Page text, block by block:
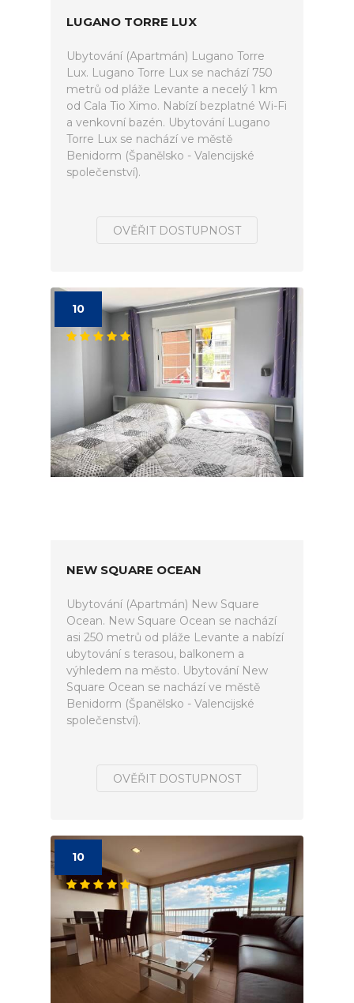
LUGANO TORRE LUX
Ubytování (Apartmán) Lugano Torre
Lux. Lugano Torre Lux se nachází 750
metrů od pláže Levante a necelý 1 km
od Cala Tio Ximo. Nabízí bezplatné Wi-Fi
a venkovní bazén. Ubytování Lugano
Torre Lux se nachází ve městě
Benidorm (Španělsko - Valencijské
společenství).
OVĚŘIT DOSTUPNOST
10
NEW SQUARE OCEAN
Ubytování (Apartmán) New Square
Ocean. New Square Ocean se nachází
asi 250 metrů od pláže Levante a nabízí
ubytování s terasou, balkonem a
výhledem na město. Ubytování New
Square Ocean se nachází ve městě
Benidorm (Španělsko - Valencijské
společenství).
OVĚŘIT DOSTUPNOST
10